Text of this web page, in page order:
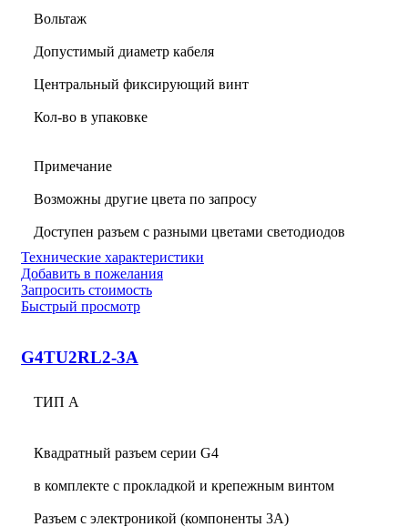
Вольтаж
Допустимый диаметр кабеля
Центральный фиксирующий винт
Кол-во в упаковке
Примечание
Возможны другие цвета по запросу
Доступен разъем с разными цветами светодиодов
Технические характеристики
Добавить в пожелания
Запросить стоимость
Быстрый просмотр
G4TU2RL2-3A
ТИП А
Квадратный разъем серии G4
в комплекте с прокладкой и крепежным винтом
Разъем с электроникой (компоненты 3A)